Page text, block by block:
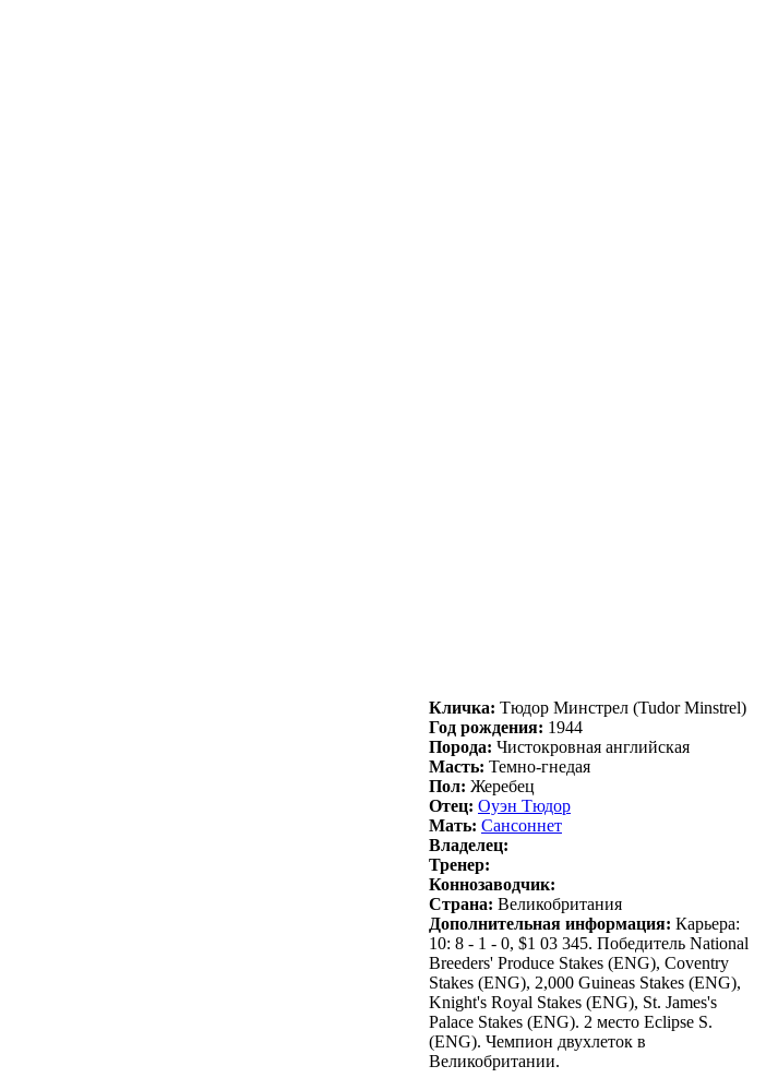
Кличка: Tюдoр Mинcтрел (Tudor Minstrel)
Год рождения: 1944
Порода: Чистокровная английская
Масть: Темно-гнедая
Пол: Жеребец
Отец: Оуэн Tюдoр
Мать: Сaнcoннет
Владелец:
Тренер:
Коннозаводчик:
Страна: Великобритания
Дополнительная информация: Карьера:
10: 8 - 1 - 0, $1 03 345. Победитель National
Breeders' Produce Stakes (ENG), Coventry
Stakes (ENG), 2,000 Guineas Stakes (ENG),
Knight's Royal Stakes (ENG), St. James's
Palace Stakes (ENG). 2 место Eclipse S.
(ENG). Чемпион двухлеток в
Великобритании.